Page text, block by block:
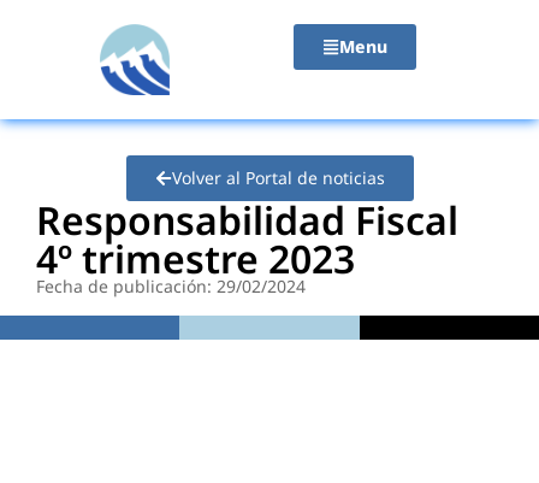
Menu
Volver al Portal de noticias
Responsabilidad Fiscal
4º trimestre 2023
Fecha de publicación: 29/02/2024